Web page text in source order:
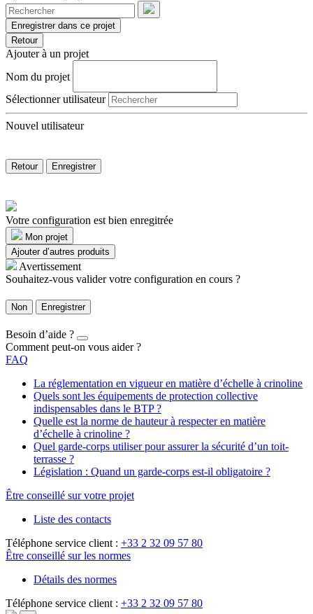
Enregistrer dans ce projet
Retour
Ajouter à un projet
Nom du projet
Sélectionner utilisateur
Nouvel utilisateur
Retour Enregistrer
Votre configuration est bien enregitrée
Mon projet
Ajouter d’autres produits
Avertissement
Souhaitez-vous valider votre configuration en cours ?
Non Enregistrer
Besoin d’aide ?
Comment peut-on vous aider ?
FAQ
La réglementation en vigueur en matière d’échelle à crinoline
Quels sont les équipements de protection collective
indispensables dans le BTP ?
Quelle est la norme de hauteur à respecter en matière
d’échelle à crinoline ?
Quel garde-corps utiliser pour assurer la sécurité d’un toit-
terrasse ?
Législation : Quand un garde-corps est-il obligatoire ?
Être conseillé sur votre projet
Liste des contacts
Téléphone service client : +33 2 32 09 57 80
Être conseillé sur les normes
Détails des normes
Téléphone service client : +33 2 32 09 57 80